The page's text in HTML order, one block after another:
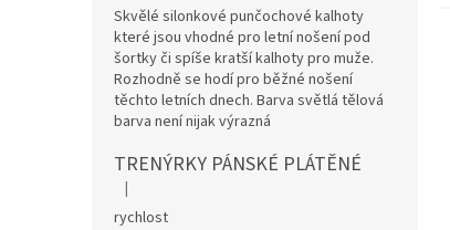
Skvělé silonkové punčochové kalhoty
které jsou vhodné pro letní nošení pod
šortky či spíše kratší kalhoty pro muže.
Rozhodně se hodí pro běžné nošení
těchto letních dnech. Barva světlá tělová
barva není nijak výrazná
TRENÝRKY PÁNSKÉ PLÁTĚNÉ
Hodnocení produktu je 5 z 5 hvězdiček.
|
rychlost